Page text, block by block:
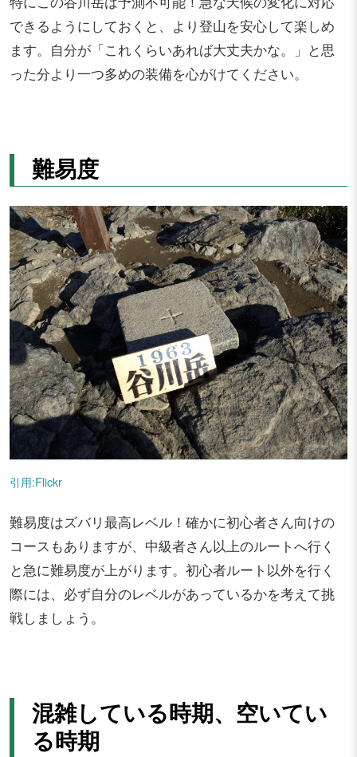
できるようにしておくと、より登山を安心して楽しめ
ます。自分が「これくらいあれば大丈夫かな。」と思
った分より一つ多めの装備を心がけてください。
難易度
引用:Flickr
難易度はズバリ最高レベル！確かに初心者さん向けの
コースもありますが、中級者さん以上のルートへ行く
と急に難易度が上がります。初心者ルート以外を行く
際には、必ず自分のレベルがあっているかを考えて挑
戦しましょう。
混雑している時期、空いてい
る時期